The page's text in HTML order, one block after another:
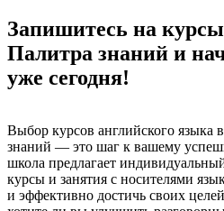
Запишитесь на
Палитра знаний и
уже сегодня!
Выбор курсов английского языка
знаний — это шаг к вашему
школа предлагает
курсы и занятия с носителями
и эффективно достичь своих